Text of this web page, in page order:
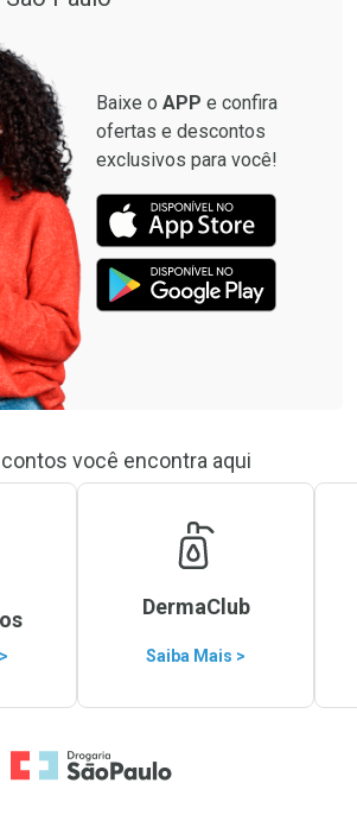
Baixe o APP e confira
ofertas e descontos
exclusivos para você!
você encontra aqui
DermaClub
Saiba Mais >
Ir para a Home